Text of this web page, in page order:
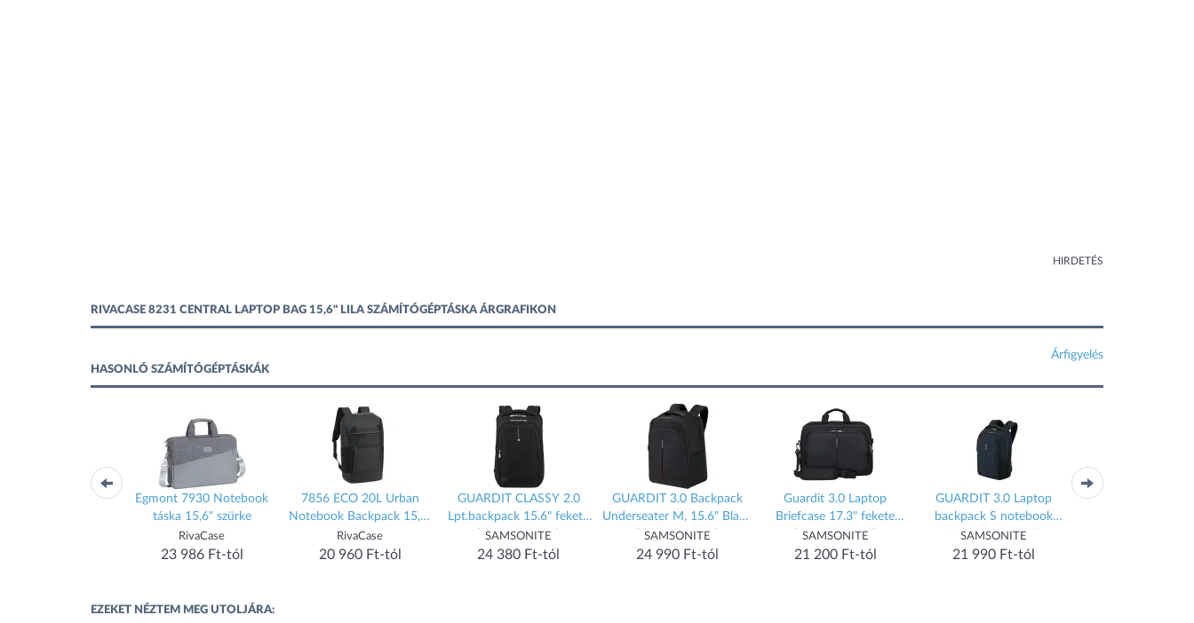
HIRDETÉS
RIVACASE 8231 CENTRAL LAPTOP BAG 15,6" LILA SZÁMÍTÓGÉPTÁSKA ÁRGRAFIKON
Árfigyelés
HASONLÓ SZÁMÍTÓGÉPTÁSKÁK
Egmont 7930 Notebook
táska 15,6" szürke
RivaCase
23 986 Ft-tól
7856 ECO 20L Urban
Notebook Backpack 15,6"
Black
RivaCase
20 960 Ft-tól
GUARDIT CLASSY 2.0
Lpt.backpack 15.6" fekete
(158243-1041)
SAMSONITE
24 380 Ft-tól
GUARDIT 3.0 Backpack
Underseater M, 15.6" Black
(155199-1041)
SAMSONITE
24 990 Ft-tól
Guardit 3.0 Laptop
Briefcase 17.3" fekete
(155202-1041)
SAMSONITE
21 200 Ft-tól
GUARDIT 3.0 Laptop
backpack S notebook
hátizsák 14.1" kék
(155195-1090)
SAMSONITE
21 990 Ft-tól
Laptop Backpack
EZEKET NÉZTEM MEG UTOLJÁRA: